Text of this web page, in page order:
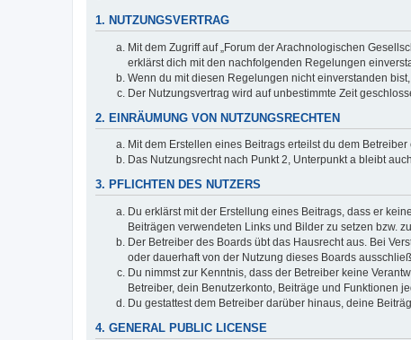
1. NUTZUNGSVERTRAG
Mit dem Zugriff auf „Forum der Arachnologischen
erklärst dich mit den nachfolgenden Regelungen
Wenn du mit diesen Regelungen nicht einverstanden
Der Nutzungsvertrag wird auf unbestimmte Zeit
2. EINRÄUMUNG VON NUTZUNGSRECHTEN
Mit dem Erstellen eines Beitrags erteilst du dem
Das Nutzungsrecht nach Punkt 2, Unterpunkt a bleibt
3. PFLICHTEN DES NUTZERS
Du erklärst mit der Erstellung eines Beitrags, dass er
Beiträgen verwendeten Links und Bilder zu setzen bzw.
Der Betreiber des Boards übt das Hausrecht aus. Bei
oder dauerhaft von der Nutzung dieses Boards
Du nimmst zur Kenntnis, dass der Betreiber keine
Betreiber, dein Benutzerkonto, Beiträge und Funktionen
Du gestattest dem Betreiber darüber hinaus, deine
4. GENERAL PUBLIC LICENSE